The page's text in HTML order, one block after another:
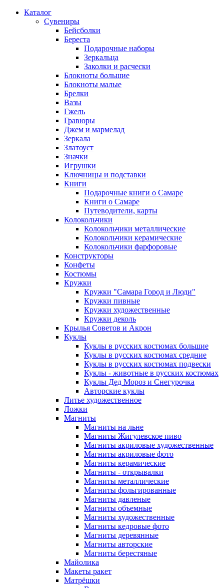
Каталог
Сувениры
Бейсболки
Береста
Подарочные наборы
Зеркальца
Заколки и расчески
Блокноты большие
Блокноты малые
Брелки
Вазы
Гжель
Гравюры
Джем и мармелад
Зеркала
Златоуст
Значки
Игрушки
Ключницы и подставки
Книги
Подарочные книги о Самаре
Книги о Самаре
Путеводители, карты
Колокольчики
Колокольчики металлические
Колокольчики керамические
Колокольчики фарфоровые
Конструкторы
Конфеты
Костюмы
Кружки
Кружки "Самара Город и Люди"
Кружки пивные
Кружки художественные
Кружки деколь
Крылья Советов и Акрон
Куклы
Куклы в русских костюмах большие
Куклы в русских костюмах средние
Куклы в русских костюмах подвески
Куклы - животные в русских костюмах
Куклы Дед Мороз и Снегурочка
Авторские куклы
Литье художественное
Ложки
Магниты
Магниты на льне
Магниты Жигулевское пиво
Магниты акриловые художественные
Магниты акриловые фото
Магниты керамические
Магниты - открывалки
Магниты металлические
Магниты фольгированные
Магниты давленые
Магниты объемные
Магниты художественные
Магниты кедровые фото
Магниты деревянные
Магниты авторские
Магниты берестяные
Майолика
Макеты ракет
Матрёшки